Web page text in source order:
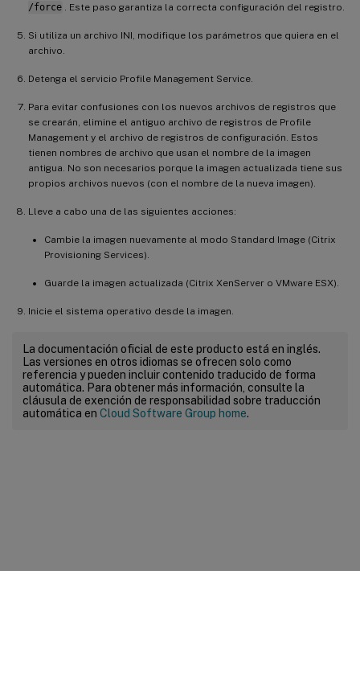
/force
. Este paso garantiza la correcta configuración del registro.
Si utiliza un archivo INI, modifique los parámetros que quiera en el
archivo.
Detenga el servicio Profile Management Service.
Para evitar confusiones con los nuevos archivos de registros que
se crearán, elimine el antiguo archivo de registros de Profile
Management y el archivo de registros de configuración. Estos
tienen nombres de archivo que usan el nombre de la imagen
antigua. No son necesarios porque la imagen actualizada tiene sus
propios archivos nuevos (con el nombre de la nueva imagen).
Lleve a cabo una de las siguientes acciones:
Cambie la imagen nuevamente al modo Standard Image (Citrix
Provisioning Services).
Guarde la imagen actualizada (Citrix XenServer o VMware ESX).
Inicie el sistema operativo desde la imagen.
La documentación oficial de este producto está en inglés.
Las versiones en otros idiomas se ofrecen solo como
referencia y pueden incluir contenido traducido de forma
automática. Para obtener más información, consulte la
cláusula de exención de responsabilidad sobre traducción
automática en Cloud Software Group home.